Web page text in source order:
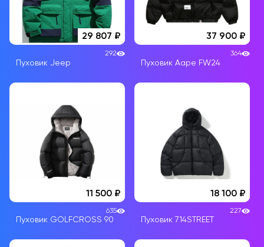
29 807
Пуховик Jeep
292
37 900
Пуховик Aape FW24
364
11 500
Пуховик GOLFCROSS 90
635
18 100
Пуховик 714STREET
227